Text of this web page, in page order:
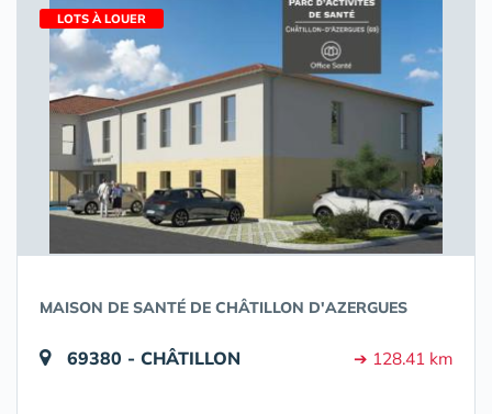
LOTS À LOUER
MAISON DE SANTÉ DE CHÂTILLON D'AZERGUES
69380 - CHÂTILLON ➔ 128.41 km